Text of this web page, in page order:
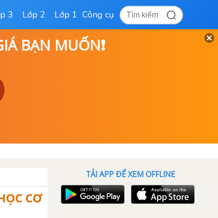
3 Lớp 2 Lớp 1 Công cụ
BẠN MUỐN❗
CƠ
TẢI APP ĐỂ XEM OFFLINE